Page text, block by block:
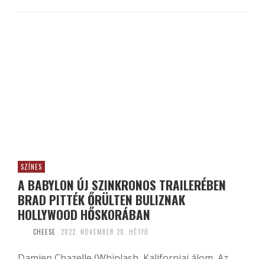
SZÍNES
A BABYLON ÚJ SZINKRONOS TRAILERÉBEN
BRAD PITTÉK ŐRÜLTEN BULIZNAK
HOLLYWOOD HŐSKORÁBAN
CHEESE 2022. NOVEMBER 28. HÉTFŐ